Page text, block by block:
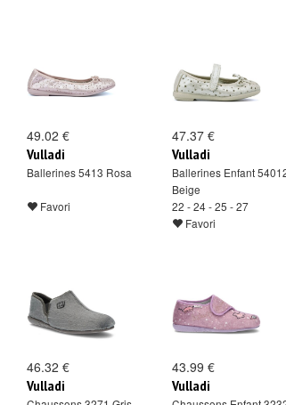
49.02 €
Vulladi
Ballerines 5413 Rosa
Favori
47.37 €
Vulladi
Ballerines Enfant
Beige
22 - 24 - 25 - 27
Favori
46.32 €
Vulladi
43.99 €
Vulladi